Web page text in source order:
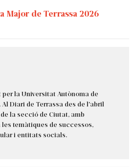
Major de Terrassa 2026
la Universitat Autònoma de
Al Diari de Terrassa des de l'abril
la secció de Ciutat, amb
temàtiques de successos,
i entitats socials.